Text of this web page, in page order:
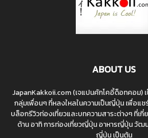
ABOUT US
JapanKakkoii.com (เจแปนคักโคอี้ด็อทคอม)
กลุ่มเพื่อนๆ ที่หลงใหลในความเป็นญี่ปุ่น เพื่อแช
บล็อกรีวิวท่องเที่ยวและบทความสาระต่างๆ ที่เ
ด้าน อาทิ การท่องเที่ยวญี่ปุ่น อาหารญี่ปุ่น วั
ญี่ปุ่น เป็นต้น